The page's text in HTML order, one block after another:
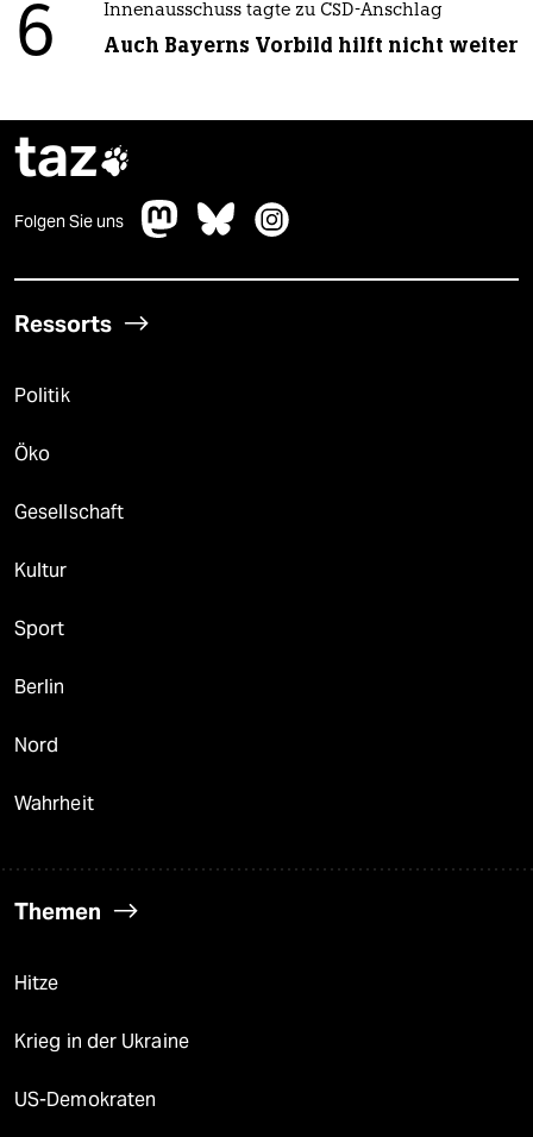
6 Innenausschuss tagte zu CSD-Anschlag
Auch Bayerns Vorbild hilft nicht weiter
taz
Folgen Sie uns
Ressorts
Politik
Öko
Gesellschaft
Kultur
Sport
Berlin
Nord
Wahrheit
Themen
Hitze
Krieg in der Ukraine
US-Demokraten